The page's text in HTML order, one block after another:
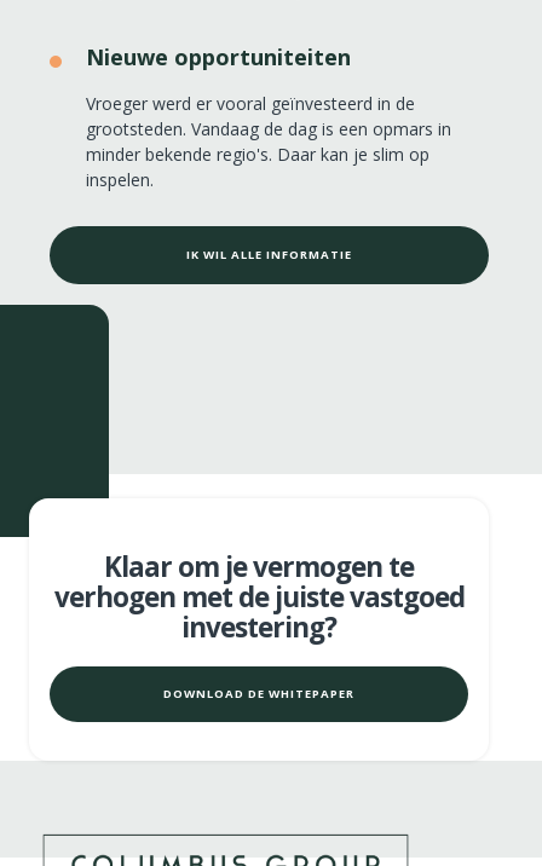
Nieuwe opportuniteiten
Vroeger werd er vooral geïnvesteerd in de
grootsteden. Vandaag de dag is een opmars in
minder bekende regio's. Daar kan je slim op
inspelen.
IK WIL ALLE INFORMATIE
Klaar om je vermogen te
verhogen met de juiste vastgoed
investering?
DOWNLOAD DE WHITEPAPER